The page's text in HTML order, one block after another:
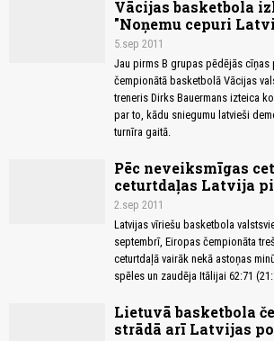
Vācijas basketbola
"Noņemu cepuri
5.sep 2011
Jau pirms B grupas pēdējās cīņas
čempionātā basketbolā Vācijas
treneris Dirks Bauermans izteica
par to, kādu sniegumu latvieši
turnīra gaitā.
Pēc neveiksmīgas
ceturtdaļas Latvija
2.sep 2011
Latvijas vīriešu basketbola
septembrī, Eiropas čempionāta
ceturtdaļā vairāk nekā astoņas
spēles un zaudēja Itālijai 62:71
Lietuvā basketbola
strādā arī Latvijas